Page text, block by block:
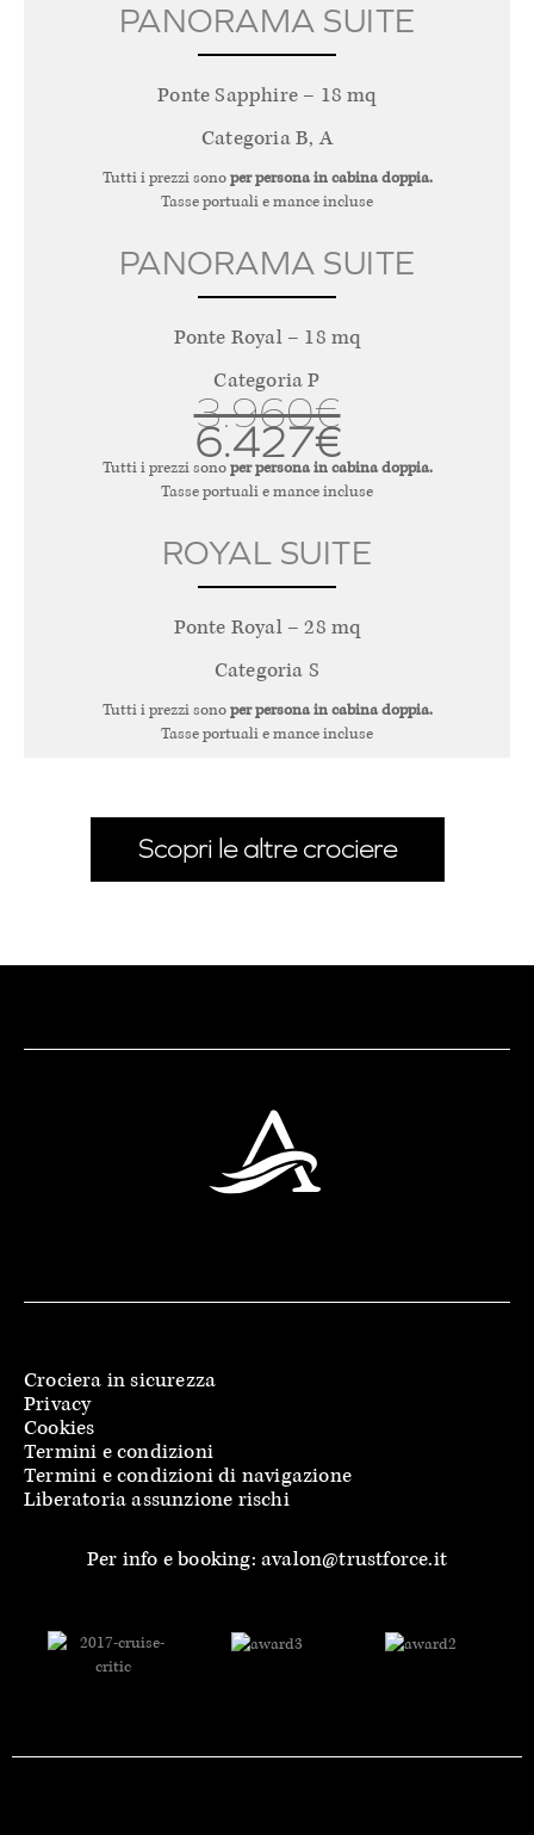
PANORAMA SUITE
Ponte Sapphire – 18 mq
Categoria B, A
Tutti i prezzi sonoper persona in cabina doppia.
Tasse portuali e mance incluse
PANORAMA SUITE
Ponte Royal – 18 mq
Categoria P
3.960€
6.427€
Tutti i prezzi sonoper persona in cabina doppia.
Tasse portuali e mance incluse
ROYAL SUITE
Ponte Royal – 28 mq
Categoria S
Tutti i prezzi sonoper persona in cabina doppia.
Tasse portuali e mance incluse
Scopri le altre crociere
Crociera in sicurezza
Privacy
Cookies
Termini e condizioni
Termini e condizioni di navigazione
Liberatoria assunzione rischi
Per info e booking: avalon@trustforce.it